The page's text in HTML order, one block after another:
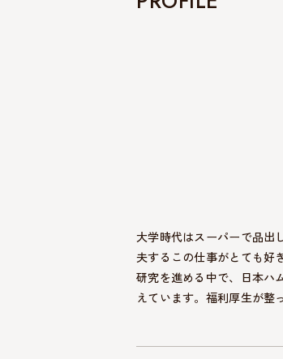
大学時代はスーパーで品出
夫するこの仕事がとても好
研究を進める中で、日本ハ
えています。福利厚生が整